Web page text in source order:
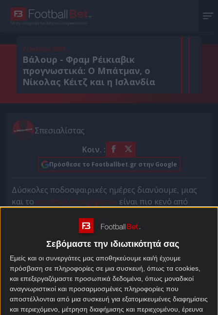
Σεβόμαστε την ιδιωτικότητά σας
Εμείς και οι συνεργάτες μας αποθηκεύουμε και/ή έχουμε
πρόσβαση σε πληροφορίες σε μια συσκευή, όπως τα cookies,
και επεξεργαζόμαστε προσωπικά δεδομένα, όπως μοναδικοί
αναγνωριστικοί και προσαρμοσμένες πληροφορίες που
αποστέλλονται από μια συσκευή για εξατομικευμένες διαφημίσεις
και περιεχόμενο, μέτρηση διαφήμισης και περιεχομένου, έρευνα
Με την υπογραφή του Χρήστου Σωτηρακόπουλου
2 Ιουνίου 2025
Βάλουρ - Φραμ Ρέικιαβικ
προγνωστικά: Ο Μπάτμαν, ο
Νίκολας Κέιτζ και η Ισλανδία
Σπεσιαλίστας
Κοιν. :
Πρόσθεσε το Footballbet.gr στην Google
Δύσκολες ποδοσφαιρικές ημέρες διανύουμε, μιας
και το κουπόνι στοιχήματος είναι πιο κενό από
ενδιαφέρον. Κάτι σαν το κινηματογραφικό τοπίο το
Για να είμαστε και δίκαιοι έφταιγε κάπως και ο
COVID που η καλύτερη ταινία που βγήκε τότε ήταν
το «Tenet» του Κρίστοφερ Νόλαν, ο οποίος
αποφάσισε να μας… ζαλίσει και πάλι με τα
χωροχρονικά παράδοξα.